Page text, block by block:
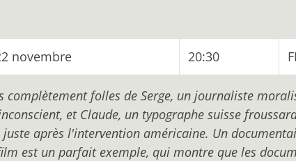
novembre 20:30
complètement folles de Serge, un journaliste
et Claude, un typographe suisse
après l'intervention américaine. Un
est un parfait exemple, qui montre que les